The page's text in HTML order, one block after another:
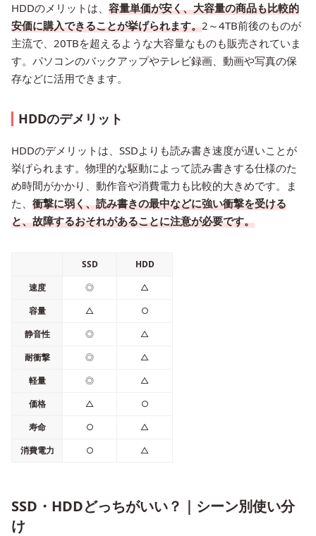
HDDのメリットは、 容量単価が安く、大容量の商品も比較的
安価に購入できることが挙げられます。2～4TB前後のものが
主流で、20TBを超えるような大容量なものも販売されていま
す。パソコンのバックアップやテレビ録画、動画や写真の保
存などに活用できます。
HDDのデメリット
HDDのデメリットは、SSDよりも読み書き速度が遅いことが
挙げられます。物理的な駆動によって読み書きする仕様のた
め時間がかかり、動作音や消費電力も比較的大きめです。ま
た、 衝撃に弱く、読み書きの最中などに強い衝撃を受ける
と、故障するおそれがあることに注意が必要です。
SSD
HDD
速度
◎
△
容量
△
○
静音性
◎
△
耐衝撃
◎
△
軽量
◎
△
価格
△
○
寿命
○
△
消費電力
○ △
SSD・HDDどっちがいい？｜シーン別使い分
け